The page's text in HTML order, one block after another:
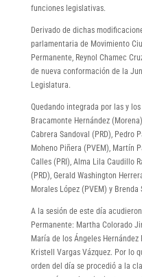
funciones legislativas.
Derivado de dichas
parlamentaria de Movimiento
Permanente, Reynol Chamec
de nueva conformación de la
Legislatura.
Quedando integrada por las y
Bracamonte Hernández
Cabrera Sandoval (PRD), Pedro
Moheno Piñera (PVEM), Martín
Calles (PRI), Alma Lila Caudillo
(PRD), Gerald Washington
Morales López (PVEM) y
A la sesión de este día
Permanente: Martha Colorado
María de los Ángeles Hernández
Kristell Vargas Vázquez. Por lo
orden del día se procedió a la